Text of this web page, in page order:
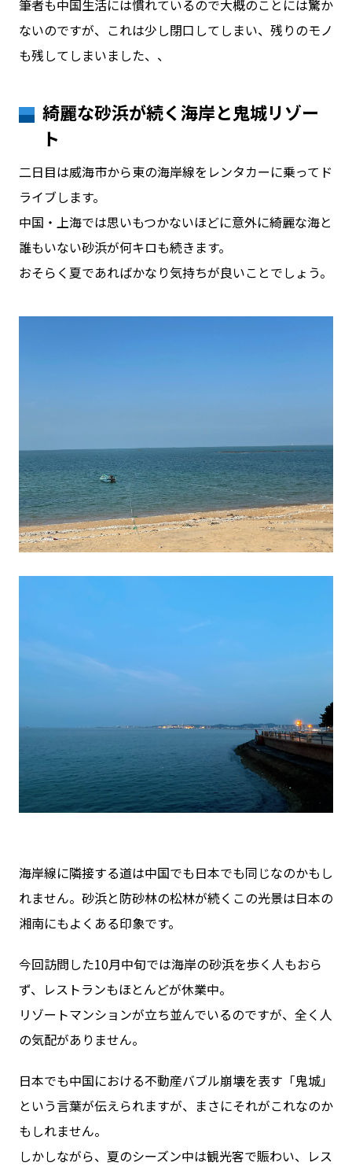
筆者も中国生活には慣れているので大概のことには驚か
ないのですが、これは少し閉口してしまい、残りのモノ
も残してしまいました、、
綺麗な砂浜が続く海岸と鬼城リゾー
ト
二日目は威海市から東の海岸線をレンタカーに乗ってド
ライブします。
中国・上海では思いもつかないほどに意外に綺麗な海と
誰もいない砂浜が何キロも続きます。
おそらく夏であればかなり気持ちが良いことでしょう。
海岸線に隣接する道は中国でも日本でも同じなのかもし
れません。砂浜と防砂林の松林が続くこの光景は日本の
湘南にもよくある印象です。
今回訪問した10月中旬では海岸の砂浜を歩く人もおら
ず、レストランもほとんどが休業中。
リゾートマンションが立ち並んでいるのですが、全く人
の気配がありません。
日本でも中国における不動産バブル崩壊を表す「鬼城」
という言葉が伝えられますが、まさにそれがこれなのか
もしれません。
しかしながら、夏のシーズン中は観光客で賑わい、レス